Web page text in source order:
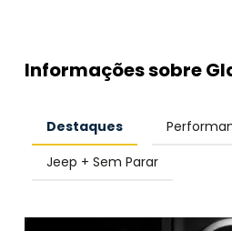
Informações sobre
Destaques
Jeep + Sem Parar